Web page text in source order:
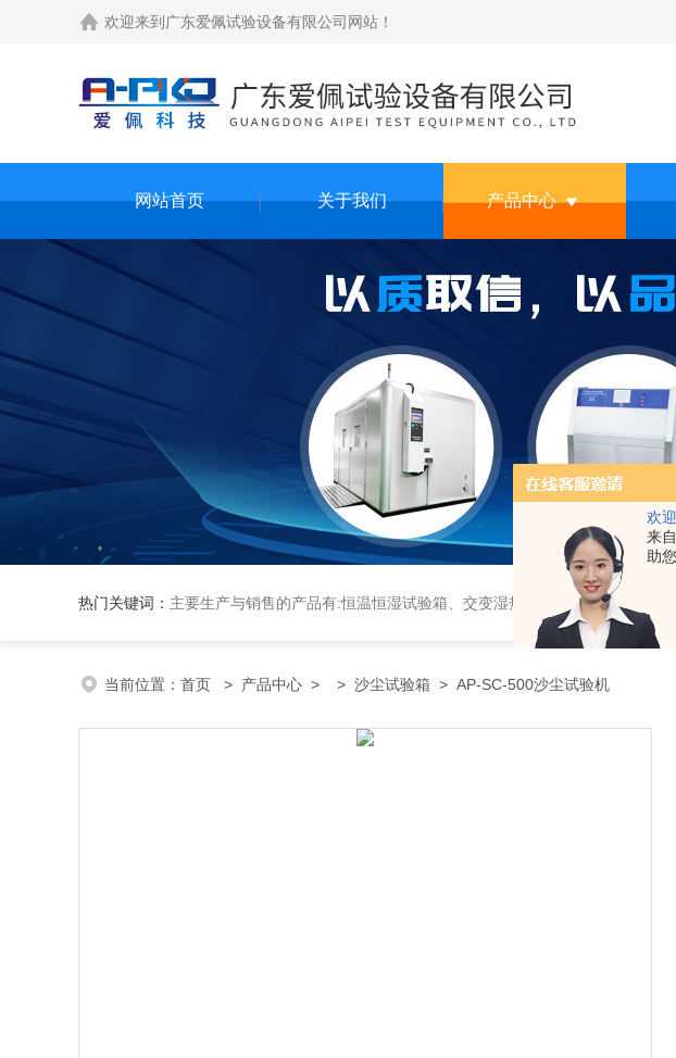
欢
来
助
欢迎来到 广东爱佩试验设备有限公司网站 ！
网站首页 关于我们 产品中心
热门关键词： 主要生产与销售的产品有:恒温恒湿试验箱、交变湿热试验箱、高低温交变试验箱、冷热冲击实验箱、紫外光试验箱、氙灯老化箱、恒温恒湿实验室、沙尘试验箱、淋雨试验箱、盐水喷雾试验箱、各种振动试验台、拉力
当前位置： 首页 > 产品中心 > > 沙尘试验箱 > AP-SC-500沙尘试验机